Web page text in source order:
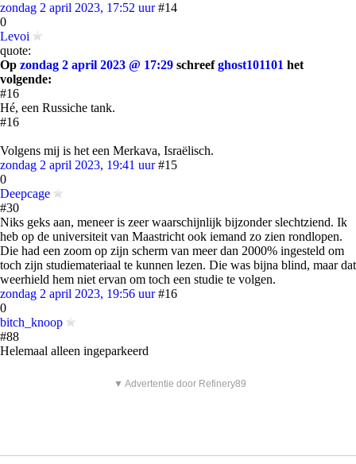
zondag 2 april 2023, 17:52 uur #14
0
Levoi
quote:
Op zondag 2 april 2023 @ 17:29 schreefghost101101 het
volgende:
#16
Hé, een Russiche tank.
#16
Volgens mij is het een Merkava, Israëlisch.
zondag 2 april 2023, 19:41 uur #15
0
Deepcage
#30
Niks geks aan, meneer is zeer waarschijnlijk bijzonder slechtziend. Ik
heb op de universiteit van Maastricht ook iemand zo zien rondlopen.
Die had een zoom op zijn scherm van meer dan 2000% ingesteld om
toch zijn studiemateriaal te kunnen lezen. Die was bijna blind, maar dat
weerhield hem niet ervan om toch een studie te volgen.
zondag 2 april 2023, 19:56 uur #16
0
bitch_knoop
#88
Helemaal alleen ingeparkeerd
▼ Advertentie door Refinery89